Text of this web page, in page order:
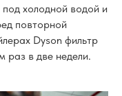
холодной водой и
повторной
Dyson фильтр
раз в две недели.